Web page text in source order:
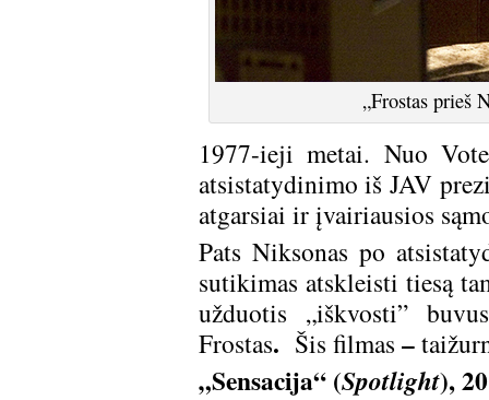
„Frostas prieš
1977-ieji metai. Nuo
atsistatydinimo iš JAV
atgarsiai ir įvairiausios
Pats Niksonas po
sutikimas atskleisti tiesą
užduotis „iškvosti”
Frostas. Šis filmas –
„Sensacija“ (Spotlight),